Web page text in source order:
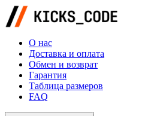
О нас
Доставка и оплата
Обмен и возврат
Гарантия
Таблица размеров
FAQ